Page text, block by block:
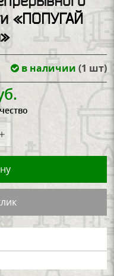
«ПОПУГАЙ
в наличии (1 шт)